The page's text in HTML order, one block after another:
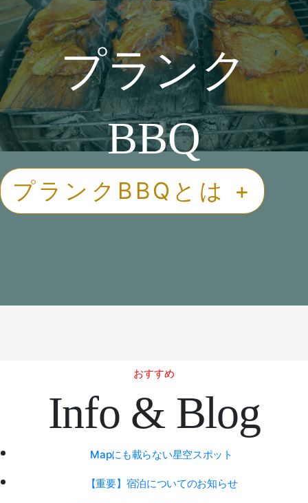
プランク
BBQ
プランクBBQとは +
おすすめ
Info & Blog
Mapにも載らない星空スポット
【重要】宿泊についてのお知らせ